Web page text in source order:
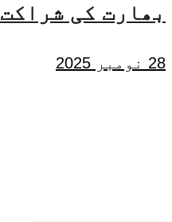
بھارت کی شراکت
28 نومبر 2025